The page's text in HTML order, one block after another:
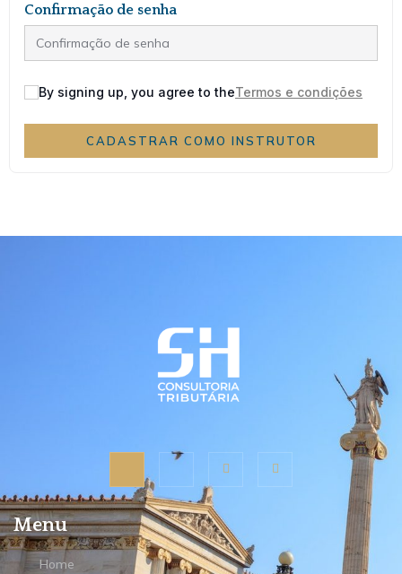
Confirmação de senha
By signing up, you agree to theTermos e condições
CADASTRAR COMO INSTRUTOR
Menu
Home